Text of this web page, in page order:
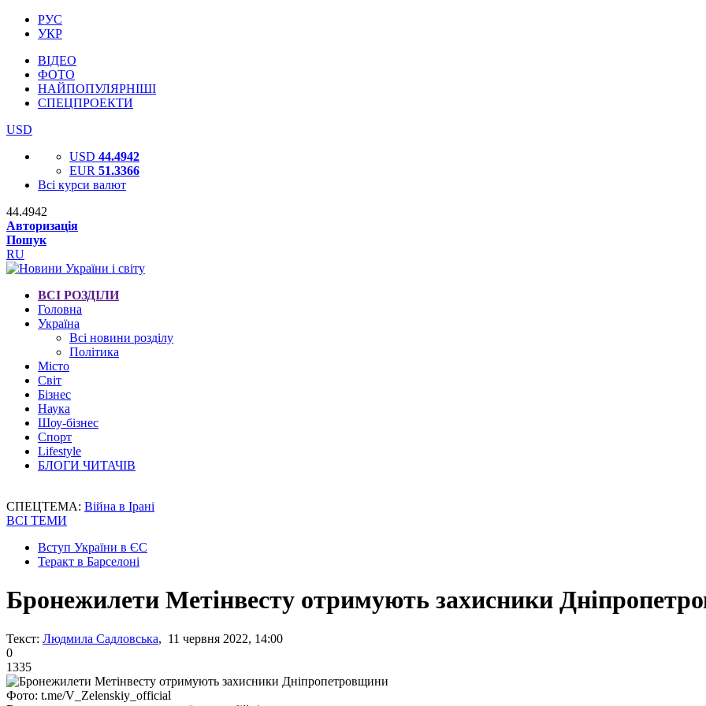
РУС
УКР
ВІДЕО
ФОТО
НАЙПОПУЛЯРНІШІ
СПЕЦПРОЕКТИ
USD
USD 44.4942
EUR 51.3366
Всі курси валют
44.4942
Авторизація
Пошук
RU
ВСІ РОЗДІЛИ
Головна
Україна
Всі новини розділу
Політика
Місто
Світ
Бізнес
Наука
Шоу-бізнес
Спорт
Lifestyle
БЛОГИ ЧИТАЧІВ
СПЕЦТЕМА: Війна в Ірані
ВСІ ТЕМИ
Вступ України в ЄС
Теракт в Барселоні
Бронежилети Метінвесту отримують захисники
Текст: Людмила Садловська, 11 червня 2022, 14:00
0
1335
Фото: t.me/V_Zelenskiy_official